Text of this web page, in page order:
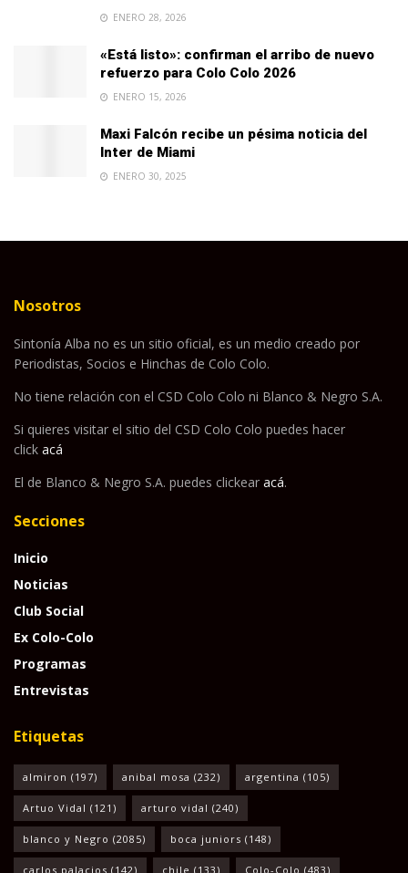
ENERO 28, 2026
«Está listo»: confirman el arribo de nuevo
refuerzo para Colo Colo 2026
ENERO 15, 2026
Maxi Falcón recibe un pésima noticia del
Inter de Miami
ENERO 30, 2025
Nosotros
Sintonía Alba no es un sitio oficial, es un medio creado por
Periodistas, Socios e Hinchas de Colo Colo.
No tiene relación con el CSD Colo Colo ni Blanco & Negro S.A.
Si quieres visitar el sitio del CSD Colo Colo puedes hacer
click acá
El de Blanco & Negro S.A. puedes clickear acá.
Secciones
Inicio
Noticias
Club Social
Ex Colo-Colo
Programas
Entrevistas
Etiquetas
almiron (197) anibal mosa (232) argentina (105)
Artuo Vidal (121) arturo vidal (240)
blanco y Negro (2085) boca juniors (148)
carlos palacios (142) chile (133) Colo-Colo (483)